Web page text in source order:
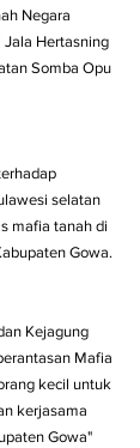
Negara
Hertasning
Somba Opu
selatan
mafia tanah di
Gowa.
Kejagung
Mafia
kecil untuk
kerjasama
Gowa"